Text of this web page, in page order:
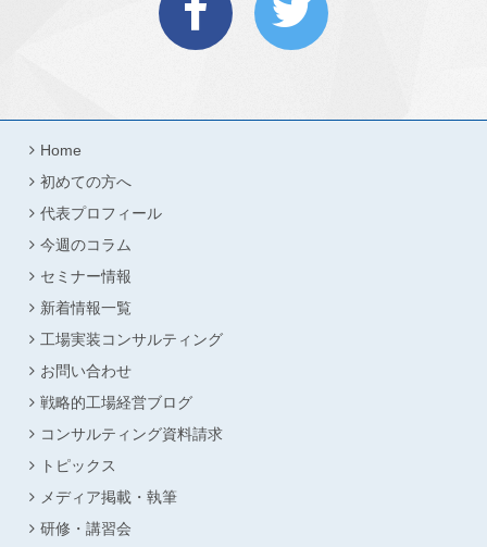
Home
初めての方へ
代表プロフィール
今週のコラム
セミナー情報
新着情報一覧
工場実装コンサルティング
お問い合わせ
戦略的工場経営ブログ
コンサルティング資料請求
トピックス
メディア掲載・執筆
研修・講習会